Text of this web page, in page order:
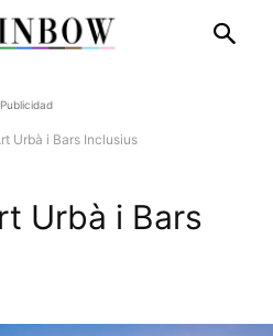
Publicidad
Urbà i Bars Inclusius
Urbà i Bars